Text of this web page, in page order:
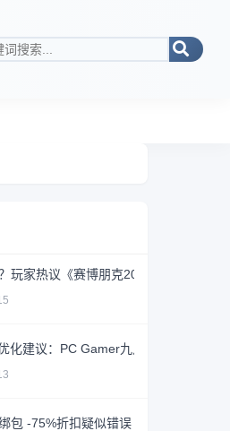
玩家热议《赛博朋克2077》女角色素
化建议：PC Gamer九点提升用户体验
包 -75%折扣疑似错误 价格创史低价